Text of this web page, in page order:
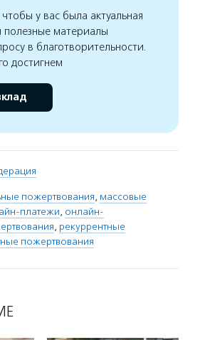
у вас была актуальная
материалы
в благотворительности.
достигнем
пожертвования, массовые
платежи, онлайн-
, рекуррентные
пожертвования